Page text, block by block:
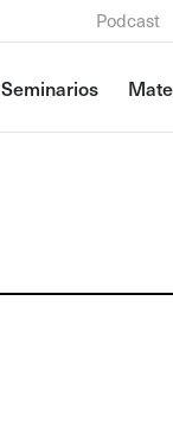
Podcast
Seminarios